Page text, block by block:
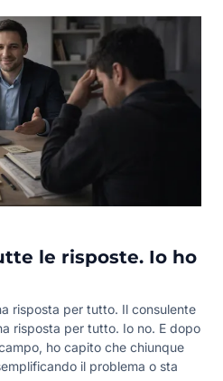
le risposte. Io ho
risposta per tutto. Il consulente
risposta per tutto. Io no. E dopo
ho capito che chiunque
il problema o sta